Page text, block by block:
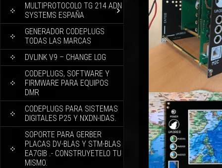
MULTIPROTOCOLO TG 214 ADN
SYSTEMS ESPAÑA
GENERADOR CODEPLUGS
TODAS LAS MARCAS
DVLINK V9 – CHANGE LOG
CODEPLUGS, SOFTWARE Y
FIRMWARE PARA EQUIPOS
DMR
CODEPLUGS PARA SISTEMAS
DIGITALES P25 Y NXDN-IDAS.
SOPORTE PARA GERBER
PLACAS DV-BLAS Y STM-BLAS
EA7GIB .- CONSTRUYETELO TU
MISMO.